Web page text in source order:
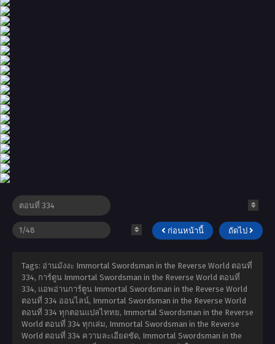
ก่อนหน้านี้ ถัดไป
Tags: อ่านมังงะ Immortal Swordsman in the Reverse World ตอนที่
334, การ์ตูน Immortal Swordsman in the Reverse World ตอนที่
334, แอพอ่านการ์ตูน Immortal Swordsman in the Reverse World
ตอนที่ 334 ออนไลน์, Immortal Swordsman in the Reverse World
ตอนที่ 334 ทุกตอนแปลไททย, Immortal Swordsman in the Reverse
World ตอนที่ 334 ทุกเล่ม, Immortal Swordsman in the Reverse
World ตอนที่ 334 ความละเอียดชัด, Immortal Swordsman in the